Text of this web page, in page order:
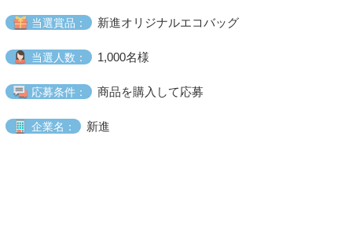
当選賞品： 新進オリジナルエコバッグ
当選人数： 1,000名様
応募条件： 商品を購入して応募
企業名： 新進